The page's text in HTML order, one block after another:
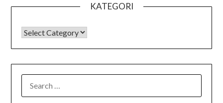
KATEGORI
KATEGORI
FOR: